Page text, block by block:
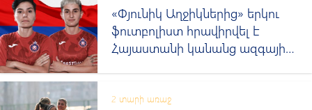
«Փյունիկ Աղջիկներից» երկու
ֆուտբոլիստ հրավիրվել է
Հայաստանի կանանց ազգային
2 տարի առաջ